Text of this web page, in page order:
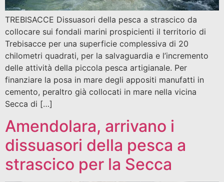
TREBISACCE Dissuasori della pesca a strascico da
collocare sui fondali marini prospicienti il territorio di
Trebisacce per una superficie complessiva di 20
chilometri quadrati, per la salvaguardia e l’incremento
delle attività della piccola pesca artigianale. Per
finanziare la posa in mare degli appositi manufatti in
cemento, peraltro già collocati in mare nella vicina
Secca di […]
Amendolara, arrivano i
dissuasori della pesca a
strascico per la Secca